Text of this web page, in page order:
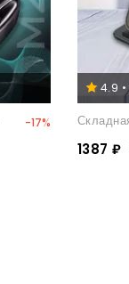
-17%
4.9
1387 ₽